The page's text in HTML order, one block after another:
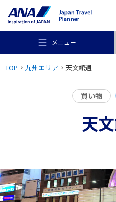
メニュー
行き先
TOP 九州エリア 天文館通
買い物
天